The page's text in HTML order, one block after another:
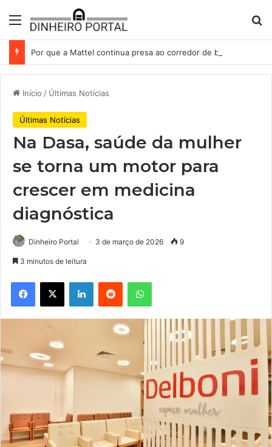
Menu
Início / Últimas Notícias
Últimas Notícias
Na Dasa, saúde da mulher
se torna um motor para
crescer em medicina
diagnóstica
Dinheiro Portal 3 de março de 2026 9
3 minutos de leitura
Facebook
X LinkedinReddit WhatsApp